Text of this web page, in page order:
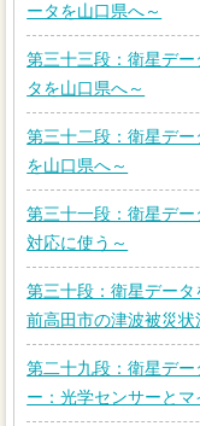
ータを山口県へ～
第三十三段：衛星デ
タを山口県へ～
第三十二段：衛星デ
を山口県へ～
第三十一段：衛星デ
対応に使う～
第三十段：衛星デー
前高田市の津波被災状
第二十九段：衛星デ
ー：光学センサーと